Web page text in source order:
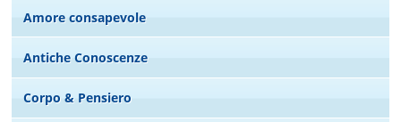
Amore consapevole
Antiche Conoscenze
Corpo & Pensiero